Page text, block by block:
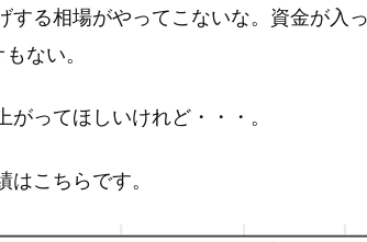
する相場がやってこないな。資金が入
ない。
がってほしいけれど・・・。
はこちらです。